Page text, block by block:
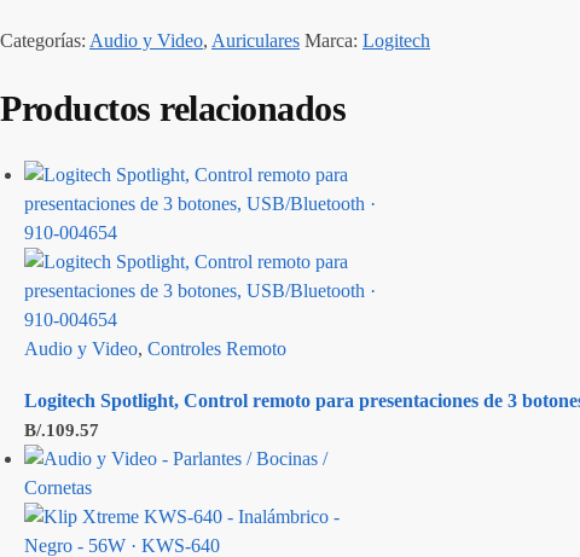
Categorías: Audio y Video, Auriculares Marca: Logitech
Productos relacionados
Audio y Video, Controles Remoto
Logitech Spotlight, Control remoto para presentaciones de 3
B/.109.57